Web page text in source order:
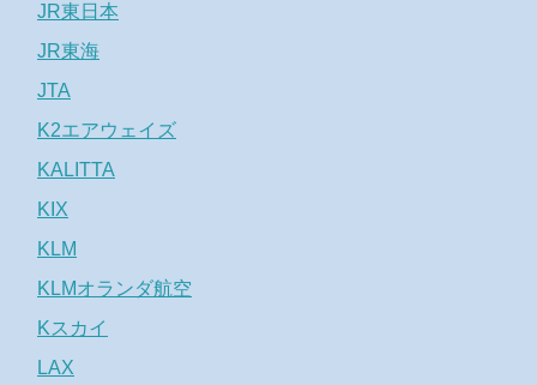
JR東日本
JR東海
JTA
K2エアウェイズ
KALITTA
KIX
KLM
KLMオランダ航空
Kスカイ
LAX